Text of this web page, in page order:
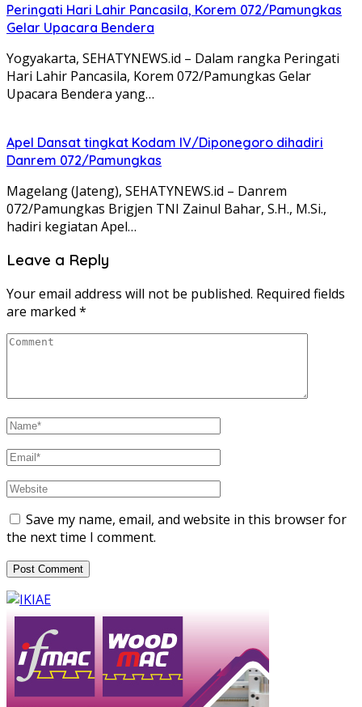
Peringati Hari Lahir Pancasila, Korem 072/Pamungkas
Gelar Upacara Bendera
Yogyakarta, SEHATYNEWS.id – Dalam rangka Peringati
Hari Lahir Pancasila, Korem 072/Pamungkas Gelar
Upacara Bendera yang…
Apel Dansat tingkat Kodam lV/Diponegoro dihadiri
Danrem 072/Pamungkas
Magelang (Jateng), SEHATYNEWS.id – Danrem
072/Pamungkas Brigjen TNI Zainul Bahar, S.H., M.Si.,
hadiri kegiatan Apel…
Leave a Reply
Your email address will not be published. Required fields
are marked *
Save my name, email, and website in this browser for
the next time I comment.